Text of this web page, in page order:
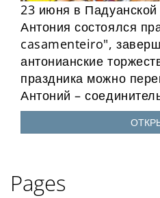
23 июня в
Антония состоялся
casamenteiro",
антонианские
праздника можно
Антоний –
Pages